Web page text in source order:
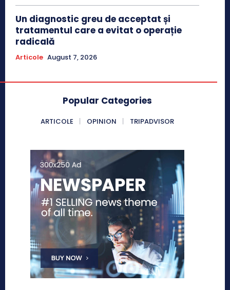
Un diagnostic greu de acceptat și
tratamentul care a evitat o operație
radicală
Articole August 7, 2026
Popular Categories
ARTICOLE OPINION TRIPADVISOR